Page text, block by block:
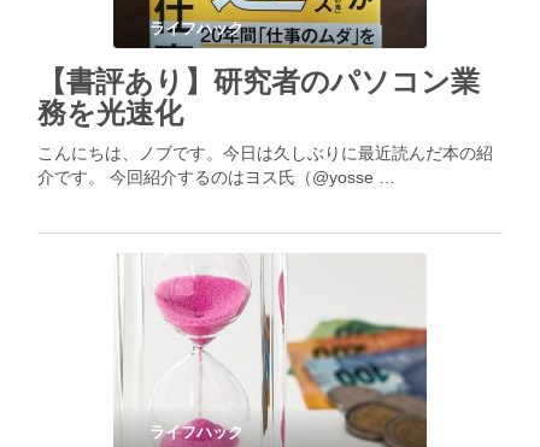
ライフハック
【書評あり】研究者のパソコン業
務を光速化
こんにちは、ノブです。今日は久しぶりに最近読んだ本の紹
介です。 今回紹介するのはヨス氏（@yosse …
ライフハック